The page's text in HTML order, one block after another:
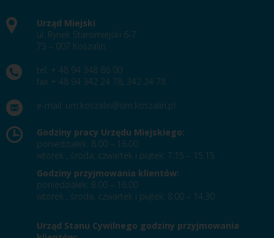
Urząd Miejski
ul. Rynek Staromiejski 6-7
75 – 007 Koszalin
tel. + 48 94 348 86 00
fax + 48 94 342 24 78, 342 24 78
e-mail: um.koszalin@um.koszalin.pl
Godziny pracy Urzędu Miejskiego:
poniedziałek: 8.00 – 16.00
wtorek , środa, czwartek i piątek: 7.15 – 15.15
Godziny przyjmowania klientów:
poniedziałek: 8.00 – 16.00
wtorek , środa, czwartek i piątek: 8.00 – 14.30
Urząd Stanu Cywilnego godziny przyjmowania